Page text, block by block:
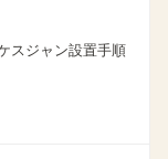
スジャン設置手順